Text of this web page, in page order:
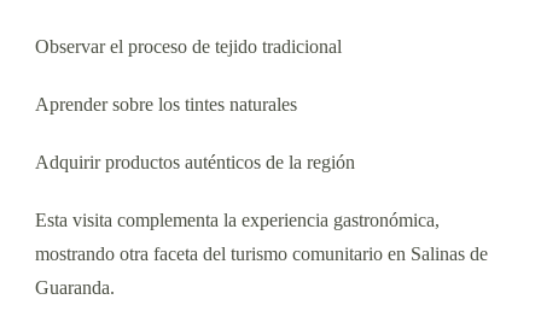
Observar el proceso de tejido tradicional
Aprender sobre los tintes naturales
Adquirir productos auténticos de la región
Esta visita complementa la experiencia gastronómica,
mostrando otra faceta del turismo comunitario en Salinas de
Guaranda.